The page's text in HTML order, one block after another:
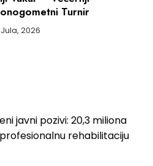
Turnir
Jula, 2026